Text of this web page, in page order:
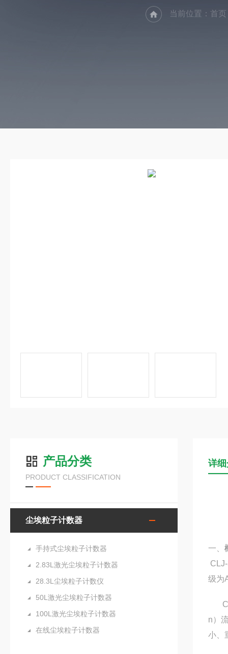
当前位置： 首页
产品分类
PRODUCT CLASSIFICATION
尘埃粒子计数器
手持式尘埃粒子计数器
2.83L激光尘埃粒子计数器
28.3L尘埃粒子计数仪
50L激光尘埃粒子计数器
100L激光尘埃粒子计数器
在线尘埃粒子计数器
详
一、
级为
n）
小、